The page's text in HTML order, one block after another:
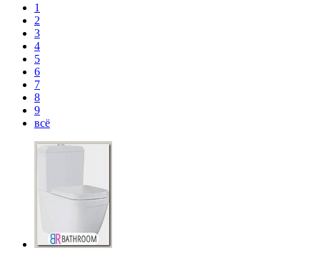
1
2
3
4
5
6
7
8
9
всё